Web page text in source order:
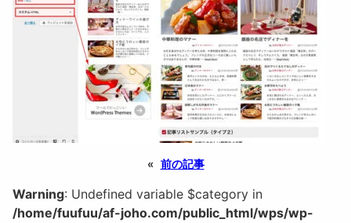
« 前の記事
Warning: Undefined variable $category in
/home/fuufuu/af-joho.com/public_html/wps/wp-